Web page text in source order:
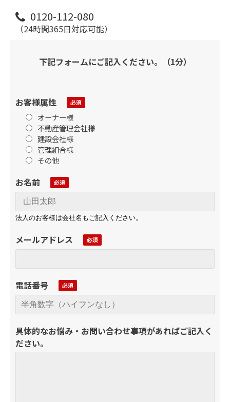
0120-112-080
（24時間365日対応可能）
下記フォームにご記入ください。（1分）
お客様属性
オーナー様
不動産管理会社様
建設会社様
管理組合様
その他
お名前
法人のお客様は会社名もご記入ください。
メールアドレス
電話番号
具体的なお悩み・お問い合わせ事項があればご記入く
ださい。